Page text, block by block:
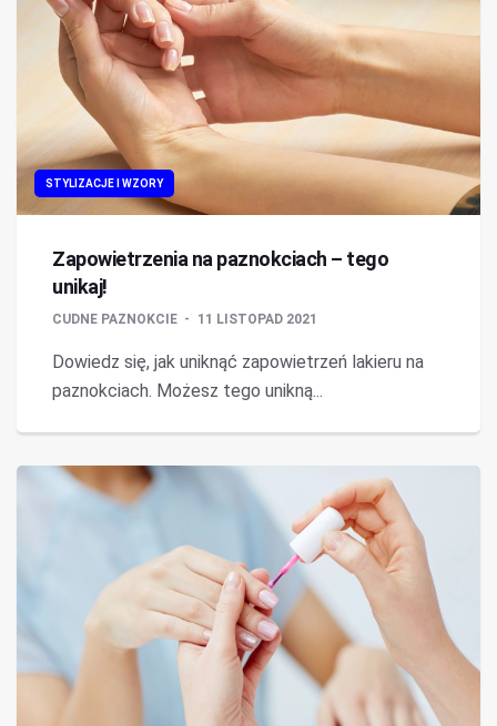
STYLIZACJE I WZORY
Zapowietrzenia na paznokciach – tego
unikaj!
CUDNE PAZNOKCIE 11 LISTOPAD 2021
Dowiedz się, jak uniknąć zapowietrzeń lakieru na
paznokciach. Możesz tego unikną...